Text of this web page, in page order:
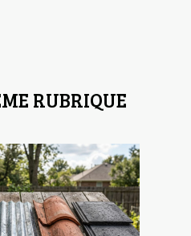
RUBRIQUE